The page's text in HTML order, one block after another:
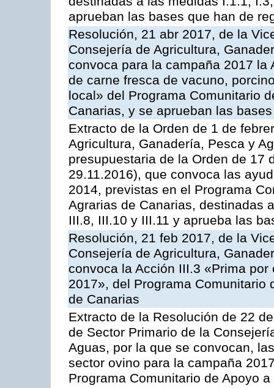
aprueban las bases que han de
Resolución, 21 abr 2017, de la
Consejería de Agricultura,
convoca para la campaña 2017
de carne fresca de vacuno,
local» del Programa Comunitario
Canarias, y se aprueban las
Extracto de la Orden de 1 de
Agricultura, Ganadería, Pesca y
presupuestaria de la Orden de 17
29.11.2016), que convoca las
2014, previstas en el Programa
Agrarias de Canarias, destinadas
III.8, III.10 y III.11 y aprueba las
Resolución, 21 feb 2017, de la
Consejería de Agricultura,
convoca la Acción III.3 «Prima
2017», del Programa Comunitario
de Canarias
Extracto de la Resolución de 22
de Sector Primario de la
Aguas, por la que se convocan,
sector ovino para la campaña
Programa Comunitario de Apoyo